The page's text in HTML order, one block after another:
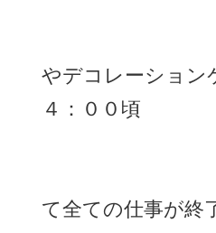
やデコレーション
４：００
て全ての仕事が終